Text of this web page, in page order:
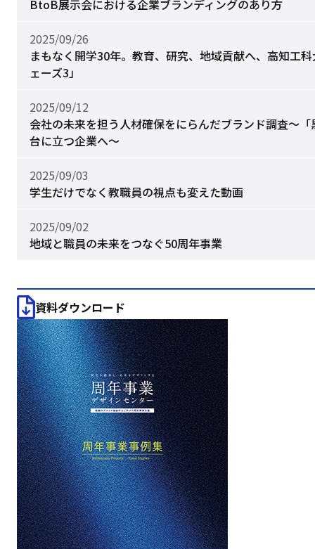
BtoB展示会における企業ブランディングのあり方
2025/09/26
まもなく開学30年。教育、研究、地域貢献へ、高知工
ェーズ3」
2025/09/12
会社の未来を担う人材確保をにらんだブランド調査～
台に立つ企業へ～
2025/09/03
学生だけでなく教職員の視点も変えた動画
2025/09/02
地域と職員の未来をつなぐ50周年事業
資料ダウンロード